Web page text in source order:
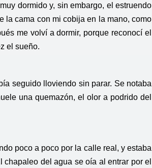
dormido y, sin embargo, el estruendo
la cama con mi cobija en la mano, como
me volví a dormir, porque reconocí el
el sueño.
seguido lloviendo sin parar. Se notaba
una quemazón, el olor a podrido del
poco a poco por la calle real, y estaba
chapaleo del agua se oía al entrar por el